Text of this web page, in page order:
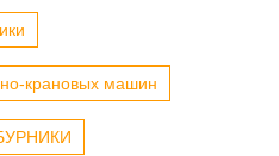
крановых машин